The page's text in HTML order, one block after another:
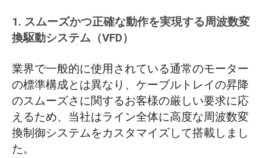
1. スムーズかつ正確な動作を実現する周波数変
換駆動システム（VFD）
業界で一般的に使用されている通常のモーター
の標準構成とは異なり、ケーブルトレイの昇降
のスムーズさに関するお客様の厳しい要求に応
えるため、当社はライン全体に高度な周波数変
換制御システムをカスタマイズして搭載しまし
た。